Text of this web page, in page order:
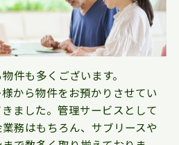
件も多くございます。
から物件をお預かりさせてい
ました。管理サービスとして
務はもちろん、サブリースや